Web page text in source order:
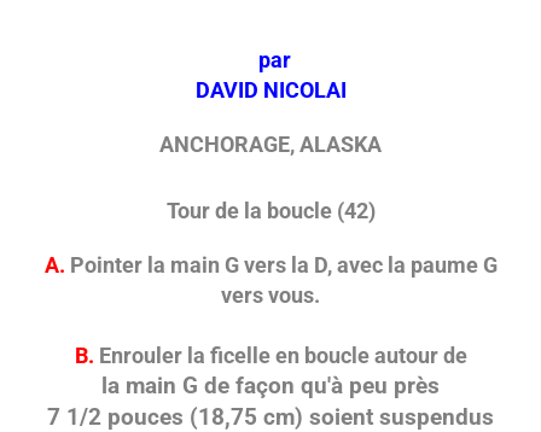
par
DAVID NICOLAI
ANCHORAGE, ALASKA
Tour de la boucle (42)
A. Pointer la main G vers la D, avec la paume G
vers vous.
B. Enrouler la ficelle en boucle autour de
la main G de façon qu'à peu près
7 1/2 pouces (18,75 cm) soient suspendus